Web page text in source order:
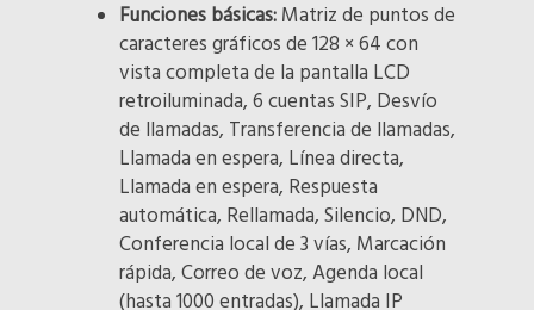
Funciones básicas: Matriz de puntos de
caracteres gráficos de 128 × 64 con
vista completa de la pantalla LCD
retroiluminada, 6 cuentas SIP, Desvío
de llamadas, Transferencia de llamadas,
Llamada en espera, Línea directa,
Llamada en espera, Respuesta
automática, Rellamada, Silencio, DND,
Conferencia local de 3 vías, Marcación
rápida, Correo de voz, Agenda local
(hasta 1000 entradas), Llamada IP